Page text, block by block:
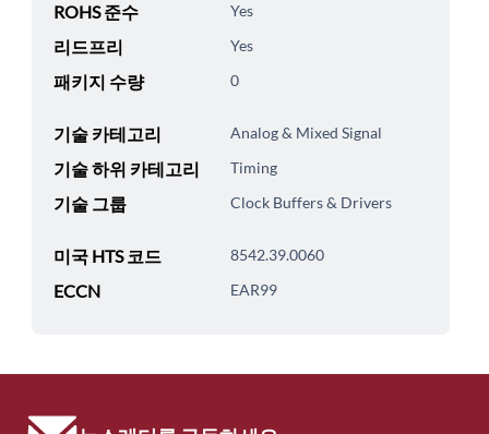
ROHS 준수 Yes
리드프리 Yes
패키지 수량 0
기술 카테고리 Analog & Mixed Signal
기술 하위 카테고리 Timing
기술 그룹 Clock Buffers & Drivers
미국 HTS 코드 8542.39.0060
ECCN EAR99